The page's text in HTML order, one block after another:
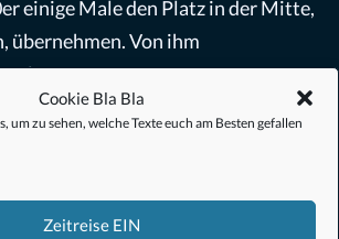
Cookie Bla Bla
um zu sehen, welche Texte euch am Besten gefallen
Zeitreise EIN
einige Male den Platz in der Mitte,
übernehmen. Von ihm
»